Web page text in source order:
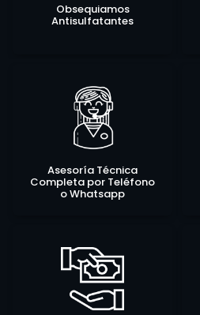
Obsequiamos
Antisulfatantes
Asesoría Técnica
Completa por Teléfono
o Whatsapp